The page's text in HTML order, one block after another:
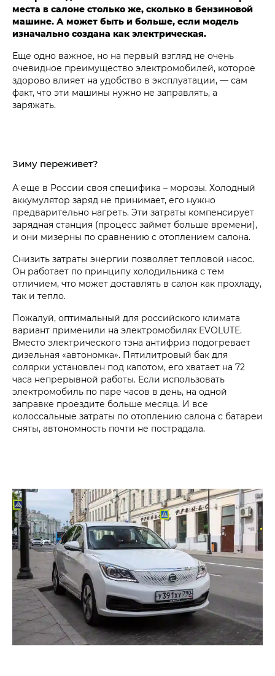
места в салоне столько же, сколько в бензиновой
машине. А может быть и больше, если модель
изначально создана как электрическая.
Еще одно важное, но на первый взгляд не очень
очевидное преимущество электромобилей, которое
здорово влияет на удобство в эксплуатации, — сам
факт, что эти машины нужно не заправлять, а
заряжать.
Зиму переживет?
А еще в России своя специфика – морозы. Холодный
аккумулятор заряд не принимает, его нужно
предварительно нагреть. Эти затраты компенсирует
зарядная станция (процесс займет больше времени),
и они мизерны по сравнению с отоплением салона.
Снизить затраты энергии позволяет тепловой насос.
Он работает по принципу холодильника с тем
отличием, что может доставлять в салон как прохладу,
так и тепло.
Пожалуй, оптимальный для российского климата
вариант применили на электромобилях EVOLUTE.
Вместо электрического тэна антифриз подогревает
дизельная «автономка». Пятилитровый бак для
солярки установлен под капотом, его хватает на 72
часа непрерывной работы. Если использовать
электромобиль по паре часов в день, на одной
заправке проездите больше месяца. И все
колоссальные затраты по отоплению салона с батареи
сняты, автономность почти не пострадала.